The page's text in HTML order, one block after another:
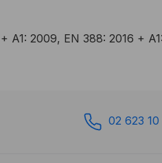
A1: 2009, EN 388: 2016 +
02 623